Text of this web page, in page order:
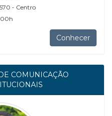
- Centro
Conhecer
COMUNICAÇÃO